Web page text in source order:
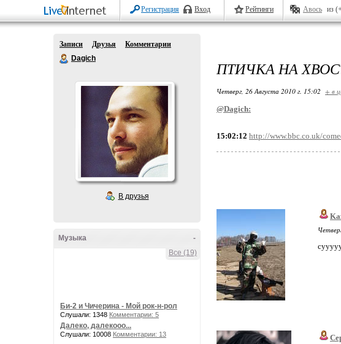
Регистрация Вход Рейтинги Авось из
Записи Друзья
Комментарии
Dagich
В друзья
-
Музыка
Все (19)
Би-2 и Чичерина - Мой рок-н-рол
Слушали: 1348 Комментарии: 5
Далеко, далекооо...
Слушали: 10008 Комментарии: 13
ПТИЧКА НА
Четверг, 26 Августа 2010 г. 15:02 + в
@Dagich:
15:02:12 http://www.bbc.co.uk/